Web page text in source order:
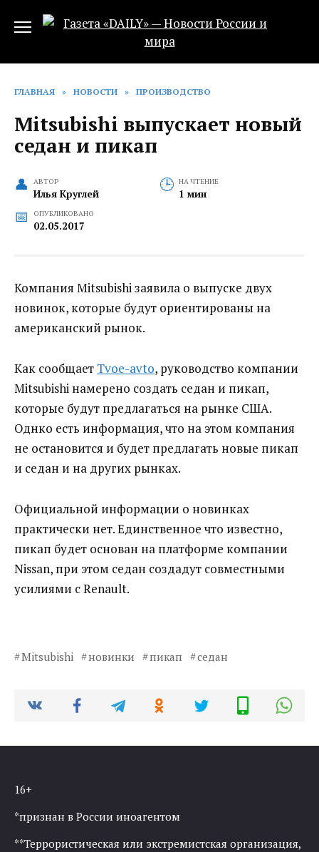
ГЛАВНАЯ » НОВОСТИ » ПРОИЗВОДСТВО
Mitsubishi выпускает новый
седан и пикап
АВТОР
Илья Круглей
НА ЧТЕНИЕ
1 мин
ОПУБЛИКОВАНО
02.05.2017
Компания Mitsubishi заявила о выпуске двух
новинок, которые будут ориентированы на
американский рынок.
Как сообщает Tvoe-avto, руководство компании
Mitsubishi намерено создать седан и пикап,
которые будут предлагаться на рынке США.
Однко есть информация, что на этом компания
не остановится и будет предлагать новые пикап
и седан и на других рынках.
Официальной информации о новинках
практически нет. Единственное что известно,
пикап будет основан на платформе компании
Nissan, при этом седан создадут совместными
усилиями с Renault.
Mitsubishi новинки пикап седан
16+
*признан в России иноагентом
**Террористическая или экстремистская организация,